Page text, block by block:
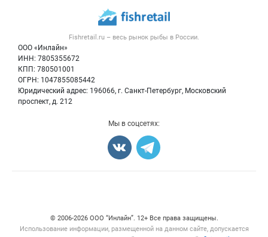
Fishretail.ru – весь рынок рыбы в России.
ООО «Инлайн»
ИНН: 7805355672
КПП: 780501001
ОГРН: 1047855085442
Юридический адрес: 196066, г. Санкт-Петербург, Московский
проспект, д. 212
Публичная оферта
Контактная информация
Политика обработки персональных данных
Новости рынка
Блог
Рыба
Икра
Мы в соцсетях:
© 2006‑2026 ООО “Инлайн”. 12+ Все права защищены.
Использование информации, размещенной на данном сайте, допускается